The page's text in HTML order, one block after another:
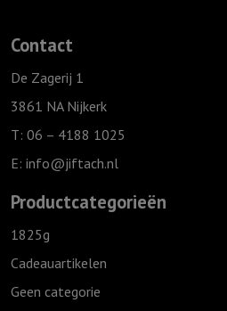
Contact
De Zagerij 1
3861 NA Nijkerk
T: 06 – 4188 1025
E: info@jiftach.nl
Productcategorieën
1825g
Cadeauartikelen
Geen categorie